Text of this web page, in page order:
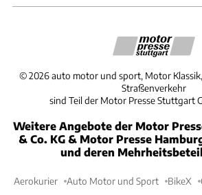
©2026 auto motor und sport, Motor
Straßenverkehr
sind Teil der Motor Presse Stuttgart
Weitere Angebote der Motor
& Co. KG & Motor Presse
und deren
Aerokurier Auto Motor und Sport BikeX